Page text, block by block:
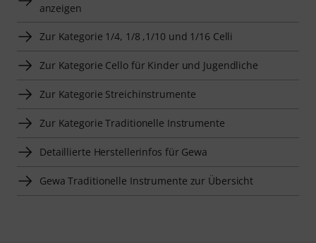
anzeigen
Zur Kategorie 1/4, 1/8 ,1/10 und 1/16 Celli
Zur Kategorie Cello für Kinder und Jugendliche
Zur Kategorie Streichinstrumente
Zur Kategorie Traditionelle Instrumente
Detaillierte Herstellerinfos für Gewa
Gewa Traditionelle Instrumente zur Übersicht